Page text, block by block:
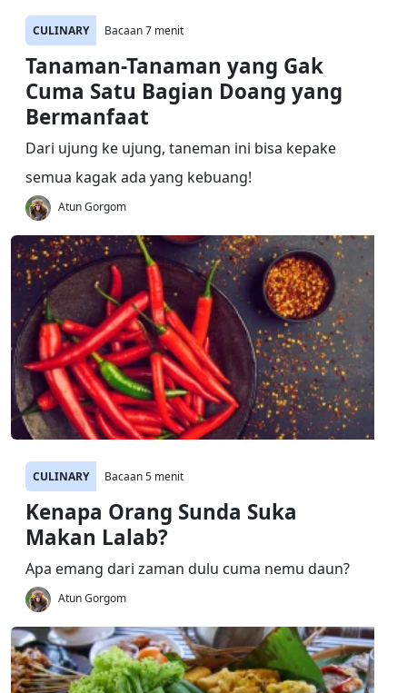
CULINARY Bacaan 7 menit
Tanaman-Tanaman yang Gak
Cuma Satu Bagian Doang yang
Bermanfaat
Dari ujung ke ujung, taneman ini bisa kepake
semua kagak ada yang kebuang!
Atun Gorgom
CULINARY Bacaan 5 menit
Kenapa Orang Sunda Suka
Makan Lalab?
Apa emang dari zaman dulu cuma nemu daun?
Atun Gorgom